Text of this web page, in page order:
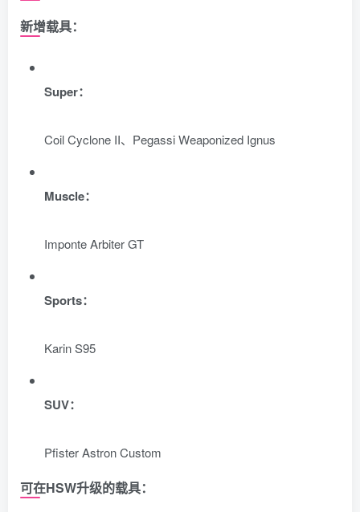
新增载具：
Super：
Coil Cyclone II、Pegassi Weaponized Ignus
Muscle：
Imponte Arbiter GT
Sports：
Karin S95
SUV：
Pfister Astron Custom
可在HSW升级的载具：